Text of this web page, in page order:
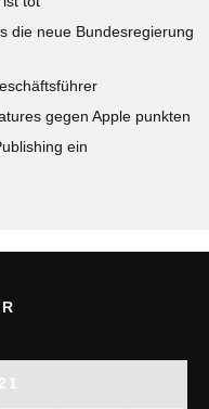
die neue Bundesregierung
gegen Apple punkten
ein